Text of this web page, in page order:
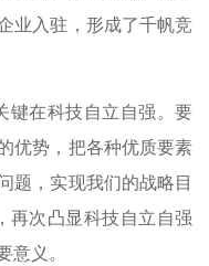
业入驻，形成了千帆竞
键在科技自立自强。要
优势，把各种优质要素
题，实现我们的战略目
再次凸显科技自立自强
意义。